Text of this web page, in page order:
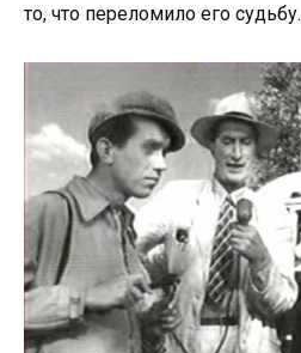
то, что переломило его судьбу.